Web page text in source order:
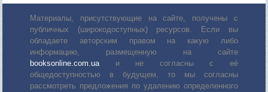
Материалы, присутствующие на сайте, получены с
публичных (широкодоступных) ресурсов. Если вы
обладаете авторским правом на какую либо
информацию, размещенную на сайте
booksonline.com.uaи не согласны с её
общедоступностью в будущем, то мы согласны
рассмотреть предложения по удалению определенного